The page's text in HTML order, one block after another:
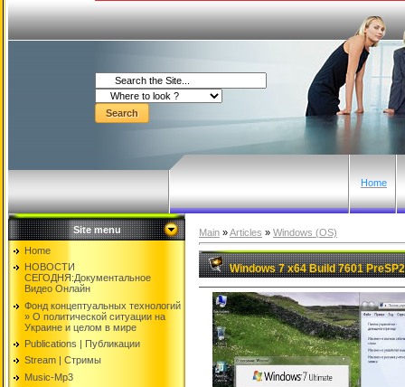
Home
Site menu
Home
НОВОСТИ
СЕГОДНЯ:Документальнoе
Видео Oнлайн
Фонд концептуальных технологий
» O политической ситуации на
Украине и целом в мире
Publications | Публикации
Stream | Стримы
Music-Mp3
Main »Articles » Windows (OS)
Windows 7 x64 Build 7601